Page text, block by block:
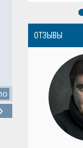
ОТЗЫВЫ